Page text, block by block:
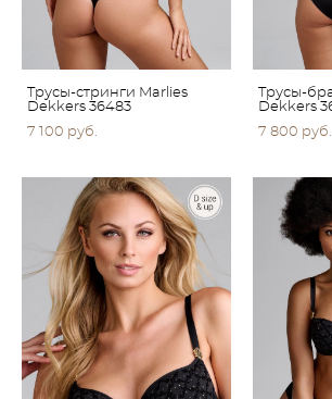
Трусы-стринги Marlies
Dekkers 36483
7 100 pуб.
Трусы-
Dekkers
7 800 pуб.